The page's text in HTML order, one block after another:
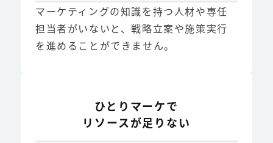
マーケティングの知識を持つ人材や専任
担当者がいないと、戦略立案や施策実行
を進めることができません。
ひとりマーケで
リソースが足りない